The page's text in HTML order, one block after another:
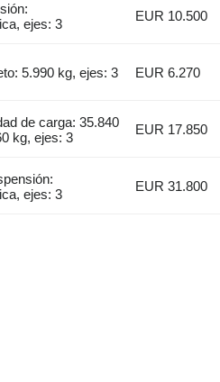
ejes: 3
EUR 10.500
5.990 kg, ejes: 3 EUR 6.270
de carga: 35.840
kg, ejes: 3
EUR 17.850
ejes: 3
EUR 31.800